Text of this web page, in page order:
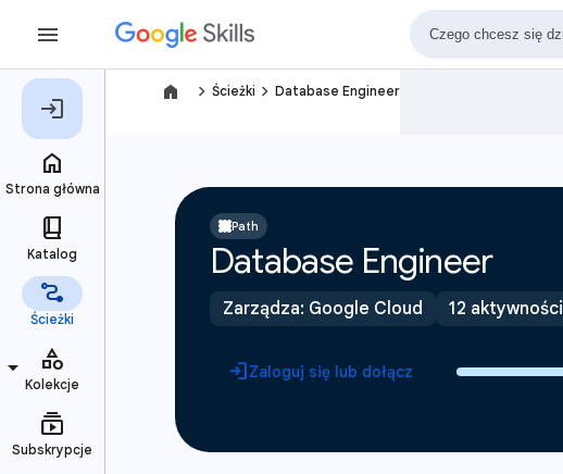
navigate_next Ścieżki navigate_next Database Engineer
Path
Database Engineer
Zarządza: Google Cloud 12 aktywności
Zaloguj się lub dołącz